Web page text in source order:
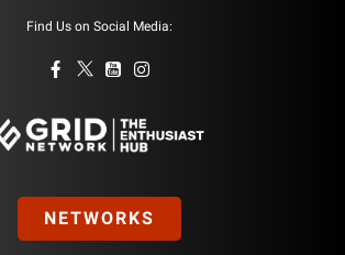
Find Us on Social Media:
NETWORKS